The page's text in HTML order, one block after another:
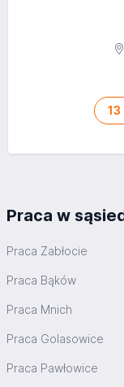
13
Praca w
Praca Zabłocie
Praca Bąków
Praca Mnich
Praca Golasowice
Praca Pawłowice